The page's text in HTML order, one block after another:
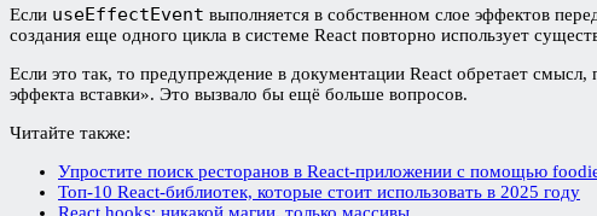
Если useEffectEvent выполняется в собственном слое эффектов
создания еще одного цикла в системе React повторно использует
Если это так, то предупреждение в документации React обретает
эффекта вставки». Это вызвало бы ещё больше вопросов.
Читайте также:
Упростите поиск ресторанов в React-приложении с помощью
Топ-10 React-библиотек, которые стоит использовать в 2025 году